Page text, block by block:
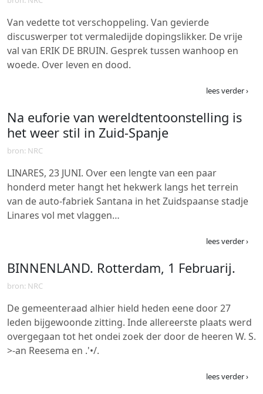
Van vedette tot verschoppeling. Van gevierde
discuswerper tot vermaledijde dopingslikker. De vrije
val van ERIK DE BRUIN. Gesprek tussen wanhoop en
woede. Over leven en dood.
lees verder ›
Na euforie van wereldtentoonstelling is
het weer stil in Zuid-Spanje
bron: NRC
LINARES, 23 JUNI. Over een lengte van een paar
honderd meter hangt het hekwerk langs het terrein
van de auto-fabriek Santana in het Zuidspaanse stadje
Linares vol met vlaggen…
lees verder ›
BINNENLAND. Rotterdam, 1 Februarij.
bron: NRC
De gemeenteraad alhier hield heden eene door 27
leden bijgewoonde zitting. Inde allereerste plaats werd
overgegaan tot het ondei zoek der door de heeren W. S.
>-an Reesema en .'•/.
lees verder ›